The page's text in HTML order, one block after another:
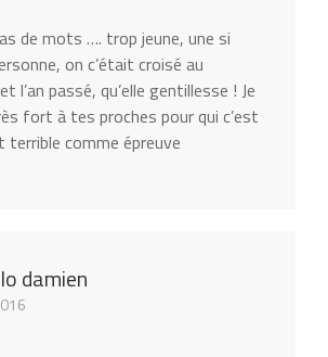
de mots …. trop jeune, une si
on c’était croisé au
l’an passé, qu’elle gentillesse ! Je
fort à tes proches pour qui c’est
terrible comme épreuve
damien